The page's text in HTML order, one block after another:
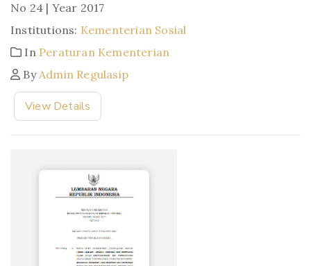
No 24 | Year 2017
Institutions: Kementerian Sosial
In Peraturan Kementerian
ByAdmin Regulasip
View Details